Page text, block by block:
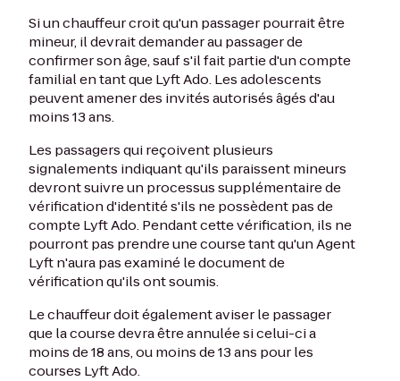
Si un chauffeur croit qu'un passager pourrait être
mineur, il devrait demander au passager de
confirmer son âge, sauf s'il fait partie d'un compte
familial en tant que Lyft Ado. Les adolescents
peuvent amener des invités autorisés âgés d'au
moins 13 ans.
Les passagers qui reçoivent plusieurs
signalements indiquant qu'ils paraissent mineurs
devront suivre un processus supplémentaire de
vérification d'identité s'ils ne possèdent pas de
compte Lyft Ado. Pendant cette vérification, ils ne
pourront pas prendre une course tant qu'un Agent
Lyft n'aura pas examiné le document de
vérification qu'ils ont soumis.
Le chauffeur doit également aviser le passager
que la course devra être annulée si celui-ci a
moins de 18 ans, ou moins de 13 ans pour les
courses Lyft Ado.